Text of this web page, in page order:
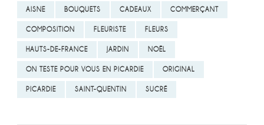
AISNE BOUQUETS CADEAUX COMMERÇANT
COMPOSITION FLEURISTE FLEURS
HAUTS-DE-FRANCE JARDIN NOËL
ON TESTE POUR VOUS EN PICARDIE ORIGINAL
PICARDIE SAINT-QUENTIN SUCRÉ